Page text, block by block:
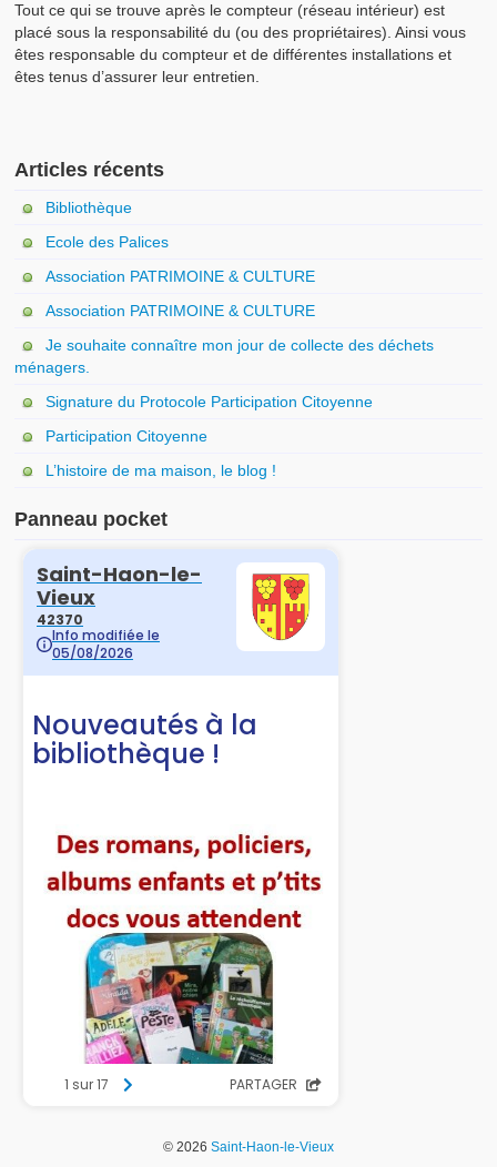
Commissions
Salles communales
Consulter le Plan Local d’Urbanisme
Demander une autorisation d’urbanisme
Renseignements administratifs
Etat-civil
Carte d’identité, passeport
Vie communale
Ecole
Bibliothèque
Entreprises
Artisans, PME
Restaurants
Commerces et produits locaux
Viticulteurs
Tout ce qui se trouve après le compteur (réseau intérieur) est
placé sous la responsabilité du (ou des propriétaires). Ainsi vous
êtes responsable du compteur et de différentes installations et
êtes tenus d’assurer leur entretien.
Articles récents
Bibliothèque
Ecole des Palices
Association PATRIMOINE & CULTURE
Association PATRIMOINE & CULTURE
Je souhaite connaître mon jour de collecte des déchets
ménagers.
Signature du Protocole Participation Citoyenne
Participation Citoyenne
L’histoire de ma maison, le blog !
Panneau pocket
© 2026 Saint-Haon-le-Vieux